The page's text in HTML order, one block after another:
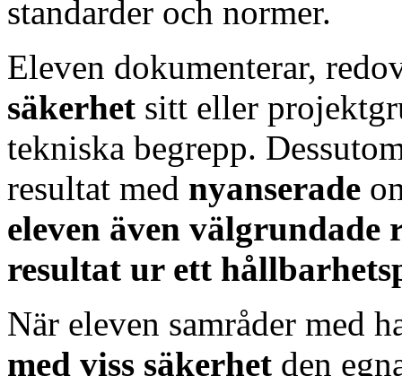
standarder och normer.
Eleven dokumenterar,
säkerhet sitt eller
tekniska begrepp.
resultat med nyanserade
eleven även
resultat ur ett
När eleven samråder med
med viss säkerhet den